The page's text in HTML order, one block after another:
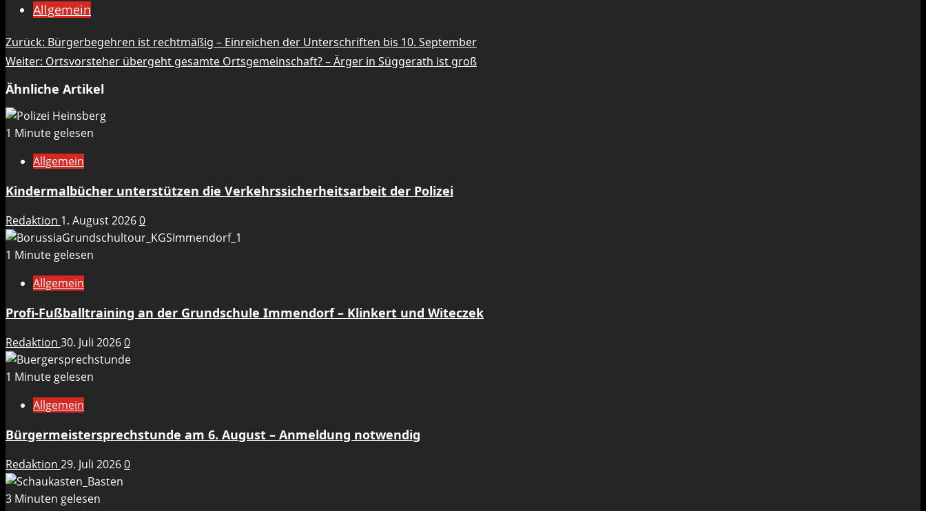
Allgemein
Beitragsnavigation
Zurück: Bürgerbegehren ist rechtmäßig – Einreichen der Unterschriften bis 10. September
Weiter: Ortsvorsteher übergeht gesamte Ortsgemeinschaft? – Ärger in Süggerath ist groß
Ähnliche Artikel
1 Minute gelesen
Allgemein
Kindermalbücher unterstützen die Verkehrssicherheitsarbeit der Polizei
Redaktion 1. August 20260
1 Minute gelesen
Allgemein
Profi-Fußballtraining an der Grundschule Immendorf – Klinkert und Witeczek
Redaktion 30. Juli 20260
1 Minute gelesen
Allgemein
Bürgermeistersprechstunde am 6. August – Anmeldung notwendig
Redaktion 29. Juli 20260
3 Minuten gelesen